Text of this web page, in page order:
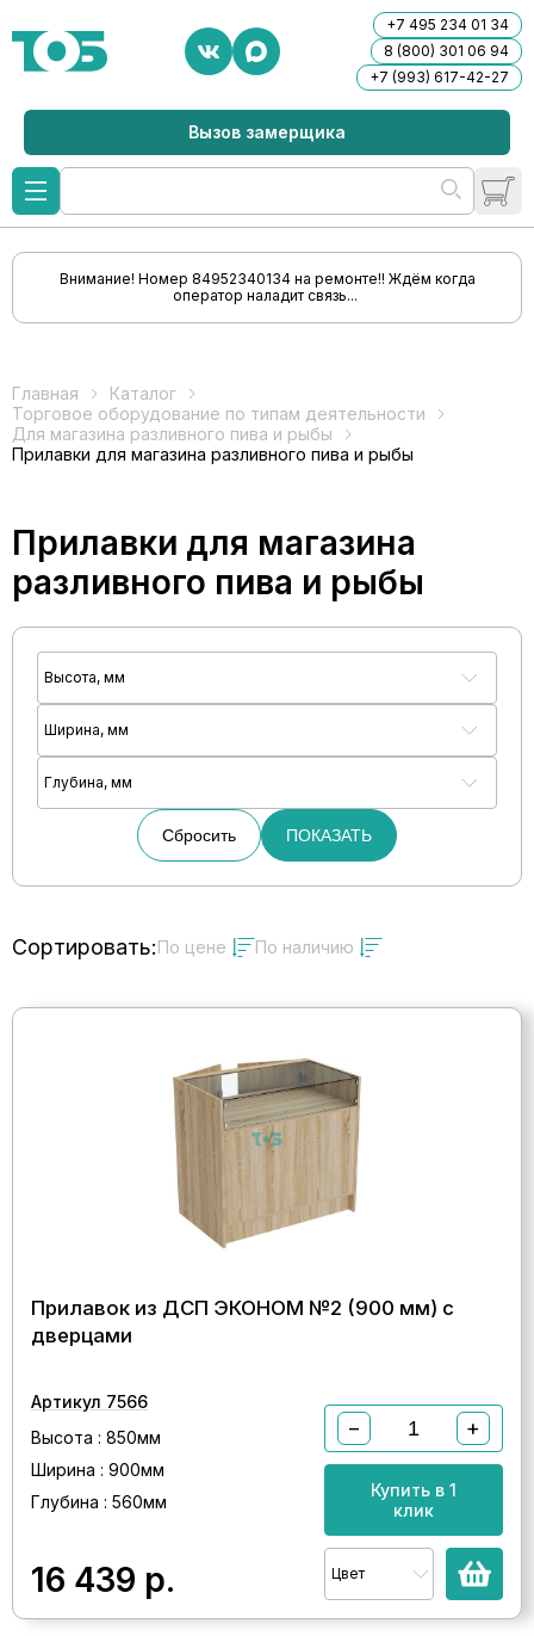
+7 495 234 01 34
8 (800) 301 06 94
+7 (993) 617-42-27
Вызов замерщика
Внимание! Номер 84952340134 на ремонте!! Ждём когда
оператор наладит связь...
Главная
Каталог
Торговое оборудование по типам деятельности
Для магазина разливного пива и рыбы
Прилавки для магазина разливного пива и рыбы
Прилавки для магазина
разливного пива и рыбы
Высота, мм
Ширина, мм
Глубина, мм
Сбросить ПОКАЗАТЬ
Сортировать:По цене По наличию
Прилавок из ДСП ЭКОНОМ №2 (900 мм) с
дверцами
Артикул 7566
Высота : 850мм
Ширина : 900мм
Глубина : 560мм
16 439 р.
− +
Купить в 1
клик
Цвет